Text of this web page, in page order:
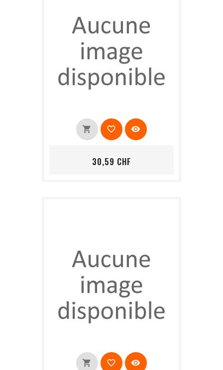
shopping_cart favorite_border visibility
30,59 CHF
shopping_cart favorite_border visibility